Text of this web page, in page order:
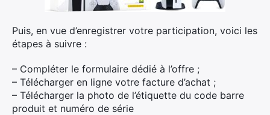
Puis, en vue d’enregistrer votre participation, voici les
étapes à suivre :
– Compléter le formulaire dédié à l’offre ;
– Télécharger en ligne votre facture d’achat ;
– Télécharger la photo de l’étiquette du code barre
produit et numéro de série